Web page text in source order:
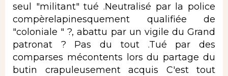
seul "militant" tué .Neutralisé par la police
compèrelapinesquement qualifiée de
"coloniale " ?, abattu par un vigile du Grand
patronat ? Pas du tout .Tué par des
comparses mécontents lors du partage du
butin crapuleusement acquis C'est tout